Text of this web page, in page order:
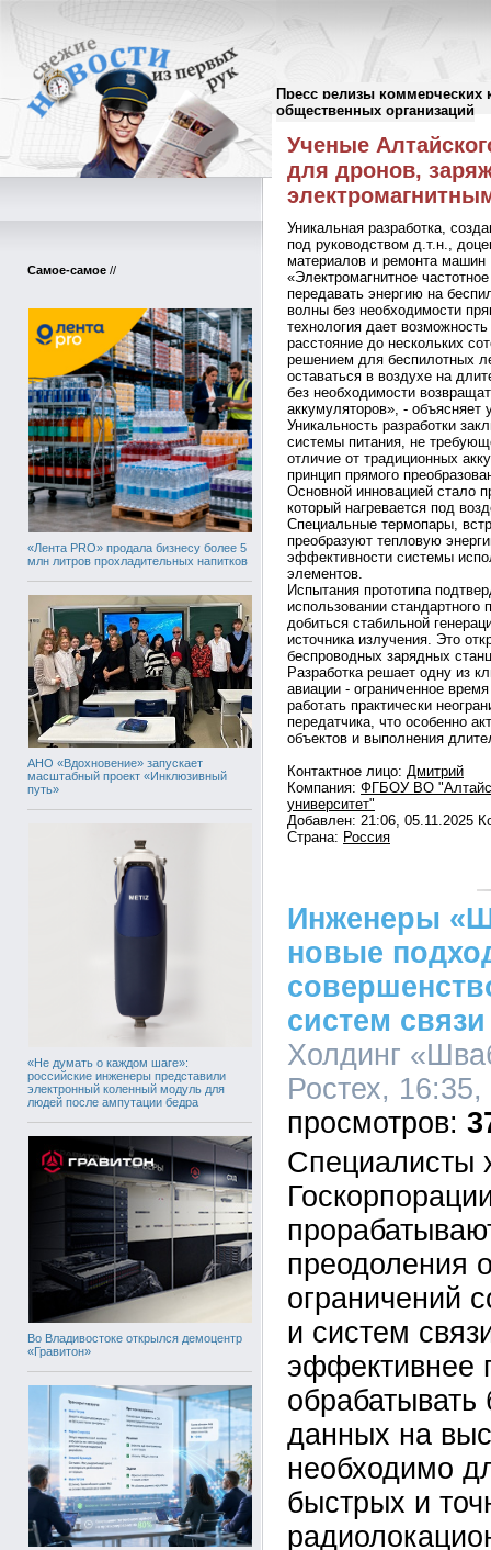
Пресс релизы коммерческих
общественных организаций
Самое-самое //
«Лента PRO» продала бизнесу более 5
млн литров прохладительных напитков
АНО «Вдохновение» запускает
масштабный проект «Инклюзивный
путь»
«Не думать о каждом шаге»:
российские инженеры представили
электронный коленный модуль для
людей после ампутации бедра
Во Владивостоке открылся демоцентр
«Гравитон»
Пресс-релизы//
Ученые
для дронов,
Уникальная разработка,
под руководством д.т.н.,
материалов и ремонта машин
«Электромагнитное
передавать энергию на
волны без необходимости
технология дает
расстояние до нескольких
решением для беспилотных
оставаться в воздухе на
без необходимости
аккумуляторов», - объясняет
Уникальность разработки
системы питания, не
отличие от традиционных
принцип прямого
Основной инновацией стало
который нагревается под
Специальные термопары,
преобразуют тепловую
эффективности системы
элементов.
Испытания прототипа
использовании
добиться стабильной
источника излучения. Это
беспроводных зарядных
Разработка решает одну из
авиации - ограниченное
работать практически
передатчика, что особенно
объектов и выполнения
Контактное лицо: Дмитрий
Компания: ФГБОУ ВО
университет"
Добавлен: 21:06, 05.11.2025
Страна: Россия
Инженеры
новые
систем
Холдинг
Ростех,
Специалисты
преодоления
ограничений
и систем
эффективнее
данных на
необходимо
быстрых и